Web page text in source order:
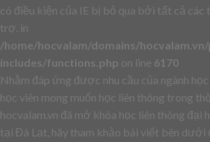
có điều kiện của IE bị bỏ qua bởi tất cả
trợ. in
/home/hocvalam/domains/
includes/functions.php on line 6170
Nhằm đáp ứng được nhu cầu của ngành
học viên mong muốn học liên thông trong
hocvalam.vn đã mở khóa học liên thông đại
tại Đà Lạt, hãy tham khảo bài viết bên